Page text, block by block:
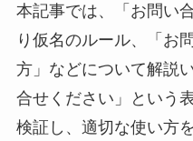
本記事では、「お問い
り仮名のルール、「お
方」などについて解説
合せください」という
検証し、適切な使い方